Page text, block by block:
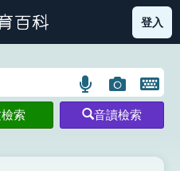
示 部首索引表圖示
登入
語
言
搜
圖
片
搜
開
鍵
圖
索 音讀檢索